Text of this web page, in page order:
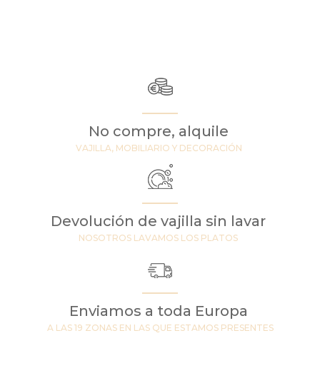
No compre, alquile
VAJILLA, MOBILIARIO Y DECORACIÓN
Devolución de vajilla sin lavar
NOSOTROS LAVAMOS LOS PLATOS
Enviamos a toda Europa
A LAS 19 ZONAS EN LAS QUE ESTAMOS PRESENTES